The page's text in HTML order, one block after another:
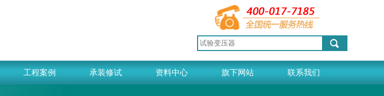
工程案例 承装修试 资料中心 旗下网站 联系我们